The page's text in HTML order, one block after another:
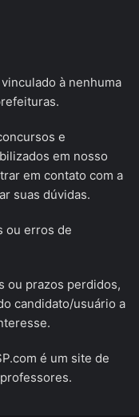
à nenhuma
e
em nosso
em contato com a
suas dúvidas.
ou erros de
ou prazos perdidos,
candidato/usuário a
é um site de